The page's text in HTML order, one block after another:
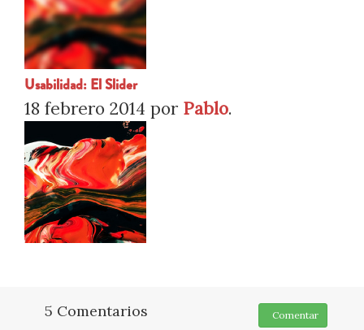
Usabilidad: El Slider
18 febrero 2014 por Pablo.
5 Comentarios Comentar